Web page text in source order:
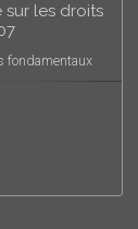
sur les droits
fondamentaux